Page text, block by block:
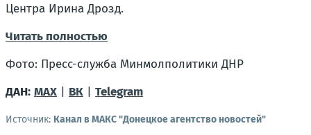
Центра Ирина Дрозд.
Читать полностью
Фото: Пресс-служба Минмолполитики ДНР
ДАН: MAX | ВК | Telegram
Источник: Канал в МАКС "Донецкое агентство новостей"